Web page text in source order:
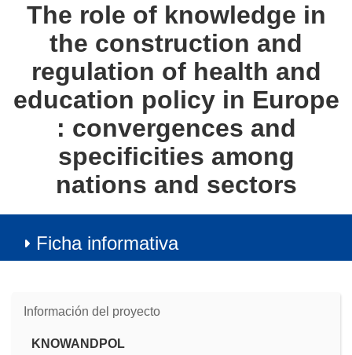
The role of knowledge in
the construction and
regulation of health and
education policy in Europe
: convergences and
specificities among
nations and sectors
Ficha informativa
Información del proyecto
KNOWANDPOL